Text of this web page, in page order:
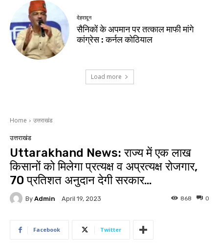
देहरादून
सैनिकों के अपमान पर तत्काल माफी मांगे
कांग्रेस : कर्नल कोठियाल
Load more